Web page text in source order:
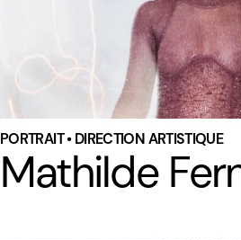
PORTRAIT • DIRECTION ARTISTIQUE
Mathilde